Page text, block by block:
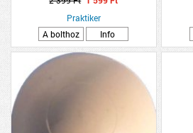
Praktiker
A bolthoz
Info